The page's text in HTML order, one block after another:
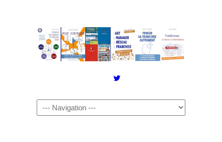
Twitter